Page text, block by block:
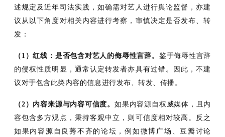
述规定及近年司法实践，如确需对艺人进行舆论监督，亦建
议从以下角度对相关内容进行考察，审慎决定是否发布、转
发：
（1）红线：是否包含对艺人的侮辱性言辞。 鉴于侮辱性言辞
的侵权性质明显，通常认定转发者亦具有过错。因此，不建
议对于包含此类内容的信息进行发布、转发、传播。
（2） 内容来源与内容可信度。如果内容源自权威媒体，且内
容包含多方观点，秉持客观中立，则可信度相对较高。反之
如果内容源自良莠不齐的论坛，例如微博广场、豆瓣讨论